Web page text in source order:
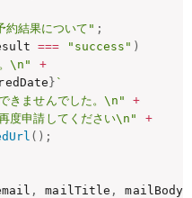
約結果について" ;
=== "success" )
。\n"
+
} `
きませんでした。\n"
+
度申請してください\n"
+
( ) ;
, mailTitle , mailBody